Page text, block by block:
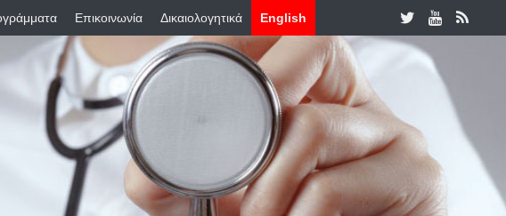
Επικοινωνία Δικαιολογητικά English